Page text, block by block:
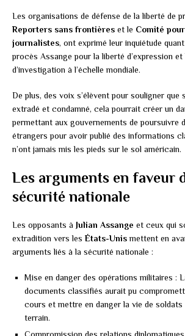
Les organisations de défense de la liberté de
Reporters sans frontières et le Comité
journalistes, ont exprimé leur inquiétude
procès Assange pour la liberté d’expression et
d’investigation à l’échelle mondiale.
De plus, des voix s’élèvent pour souligner que
extradé et condamné, cela pourrait créer un
permettant aux gouvernements de poursuivre
étrangers pour avoir publié des informations
n’ont jamais mis les pieds sur le sol américain.
Les arguments en faveur
sécurité nationale
Les opposants à Julian Assange et ceux qui
extradition vers les États-Unismettent en
arguments liés à la sécurité nationale :
Mise en danger des opérations militaires :
documents classifiés aurait pu
cours et mettre en danger la vie de soldats
terrain.